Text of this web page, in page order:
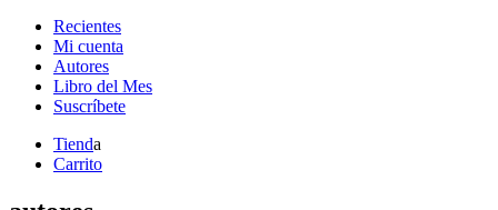
Recientes
Mi cuenta
Autores
Libro del Mes
Suscríbete
Tienda
Carrito